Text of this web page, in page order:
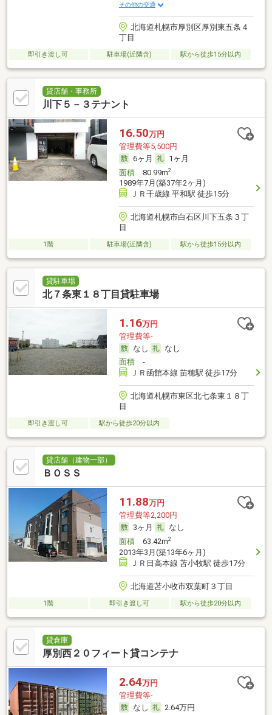
その他の交通
北海道札幌市厚別区厚別東五条４
丁目
即引き渡し可 駐車場(近隣含) 駅から徒歩15分以内
貸店舗・事務所
川下５－３テナント
16.50万円
管理費等5,500円
6ヶ月
1ヶ月
面積80.99m2
1989年7月(築37年2ヶ月)
ＪＲ千歳線 平和駅 徒歩15分
北海道札幌市白石区川下五条３丁
目
1階 駐車場(近隣含) 駅から徒歩15分以内
貸駐車場
北７条東１８丁目貸駐車場
1.16万円
管理費等-
なし
なし
面積-
ＪＲ函館本線 苗穂駅 徒歩17分
北海道札幌市東区北七条東１８丁
目
即引き渡し可 駅から徒歩20分以内
貸店舗（建物一部）
ＢＯＳＳ
11.88万円
管理費等2,200円
3ヶ月
なし
面積63.42m2
2013年3月(築13年6ヶ月)
ＪＲ日高本線 苫小牧駅 徒歩17分
北海道苫小牧市双葉町３丁目
1階 即引き渡し可 駅から徒歩20分以内
貸倉庫
厚別西２０フィート貸コンテナ
2.64万円
管理費等-
なし
2.64万円